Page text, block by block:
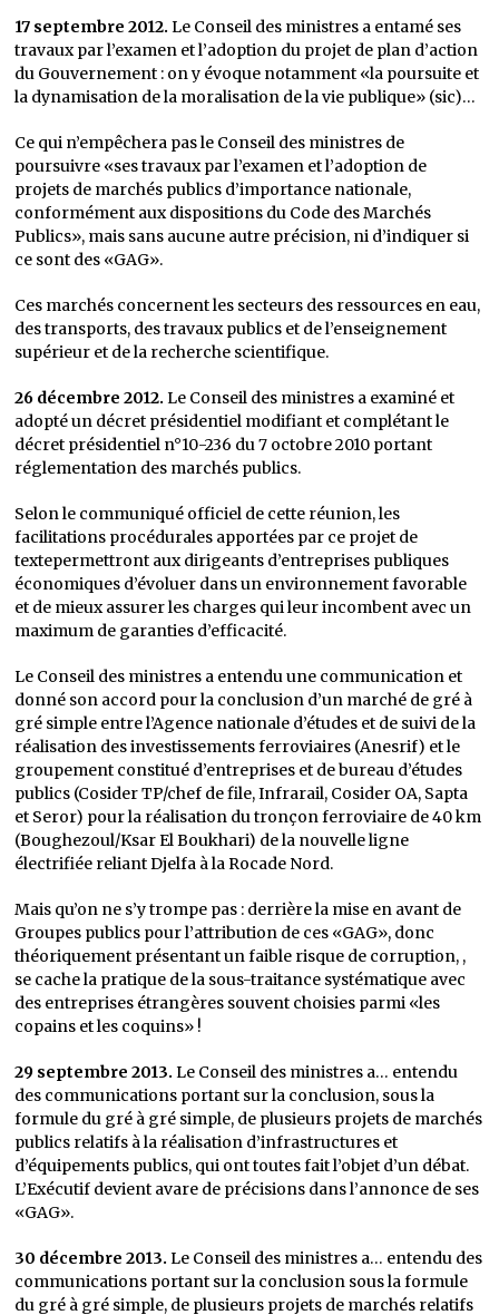
17 septembre 2012. Le Conseil des ministres a entamé ses
travaux par l’examen et l’adoption du projet de plan d’action
du Gouvernement : on y évoque notamment «la poursuite et
la dynamisation de la moralisation de la vie publique» (sic)…
Ce qui n’empêchera pas le Conseil des ministres de
poursuivre «ses travaux par l’examen et l’adoption de
projets de marchés publics d’importance nationale,
conformément aux dispositions du Code des Marchés
Publics», mais sans aucune autre précision, ni d’indiquer si
ce sont des «GAG».
Ces marchés concernent les secteurs des ressources en eau,
des transports, des travaux publics et de l’enseignement
supérieur et de la recherche scientifique.
26 décembre 2012.Le Conseil des ministres a examiné et
adopté un décret présidentiel modifiant et complétant le
décret présidentiel n°10-236 du 7 octobre 2010 portant
réglementation des marchés publics.
Selon le communiqué officiel de cette réunion, les
facilitations procédurales apportées par ce projet de
textepermettront aux dirigeants d’entreprises publiques
économiques d’évoluer dans un environnement favorable
et de mieux assurer les charges qui leur incombent avec un
maximum de garanties d’efficacité.
Le Conseil des ministres a entendu une communication et
donné son accord pour la conclusion d’un marché de gré à
gré simple entre l’Agence nationale d’études et de suivi de la
réalisation des investissements ferroviaires (Anesrif) et le
groupement constitué d’entreprises et de bureau d’études
publics (Cosider TP/chef de file, Infrarail, Cosider OA, Sapta
et Seror) pour la réalisation du tronçon ferroviaire de 40 km
(Boughezoul/Ksar El Boukhari) de la nouvelle ligne
électrifiée reliant Djelfa à la Rocade Nord.
Mais qu’on ne s’y trompe pas : derrière la mise en avant de
Groupes publics pour l’attribution de ces «GAG», donc
théoriquement présentant un faible risque de corruption, ,
se cache la pratique de la sous-traitance systématique avec
des entreprises étrangères souvent choisies parmi «les
copains et les coquins» !
29 septembre 2013.Le Conseil des ministres a… entendu
des communications portant sur la conclusion, sous la
formule du gré à gré simple, de plusieurs projets de marchés
publics relatifs à la réalisation d’infrastructures et
d’équipements publics, qui ont toutes fait l’objet d’un débat.
L’Exécutif devient avare de précisions dans l’annonce de ses
«GAG».
30 décembre 2013. Le Conseil des ministres a… entendu des
communications portant sur la conclusion sous la formule
du gré à gré simple, de plusieurs projets de marchés relatifs